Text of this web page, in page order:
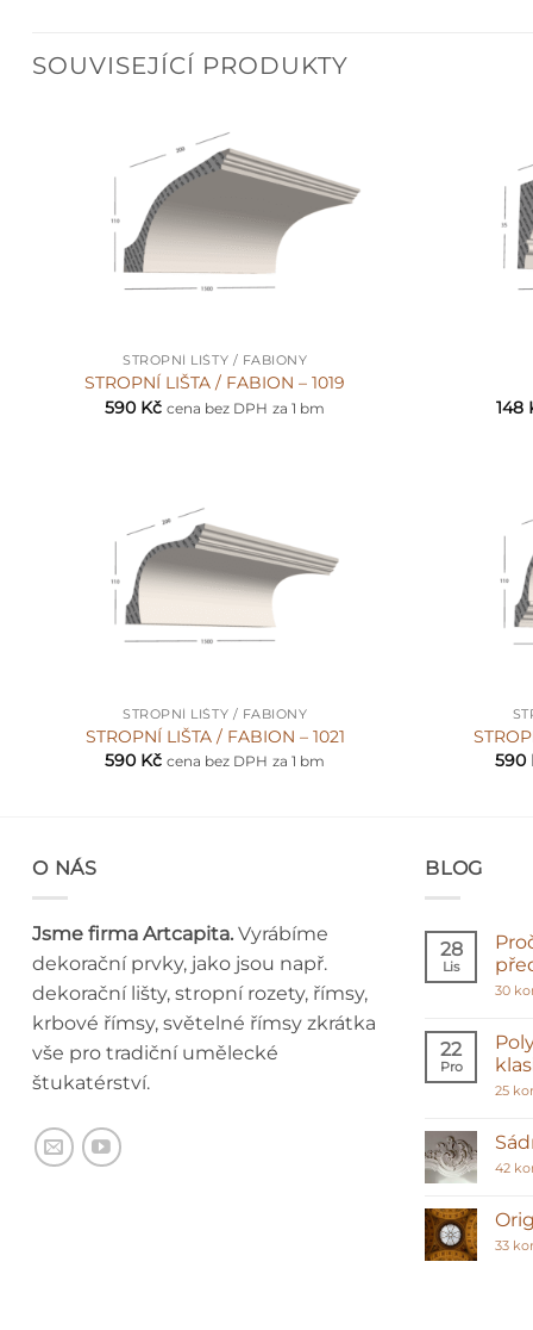
SOUVISEJÍCÍ PRODUKTY
STROPNÍ LIŠTY / FABIONY
STROPNÍ LIŠTA / FABION – 1019
590 Kč cena bez DPH za 1 bm
148
STROPNÍ LIŠTY / FABIONY
STROPNÍ LIŠTA / FABION – 1021
590 Kč cena bez DPH za 1 bm
590
O NÁS
Jsme firma Artcapita. Vyrábíme
dekorační prvky, jako jsou např.
dekorační lišty, stropní rozety, římsy,
krbové římsy, světelné římsy zkrátka
vše pro tradiční umělecké
štukatérství.
BLOG
28
Lis
30
22
Pro
25
42
33